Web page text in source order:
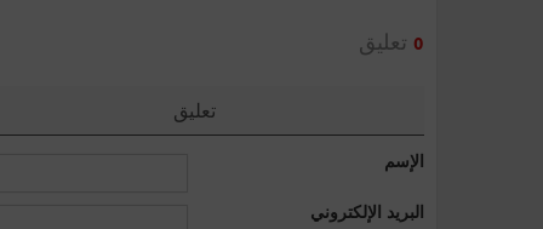
0 تعليق
تعليق
الإسم
البريد الإلكتروني